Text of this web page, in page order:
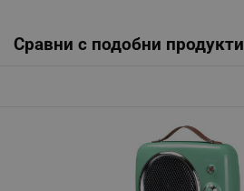
Сравни с подобни продукти